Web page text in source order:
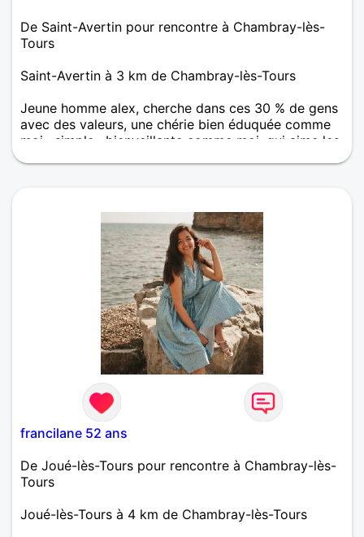
De Saint-Avertin pour rencontre à Chambray-lès-
Tours
Saint-Avertin à 3 km de Chambray-lès-Tours
Jeune homme alex, cherche dans ces 30 % de gens
avec des valeurs, une chérie bien éduquée comme
moi , simple , bienveillante comme moi, qui aime les
francilane 52 ans
De Joué-lès-Tours pour rencontre à Chambray-lès-
Tours
Joué-lès-Tours à 4 km de Chambray-lès-Tours